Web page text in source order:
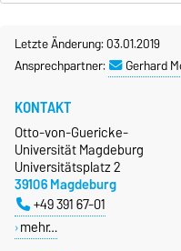
Letzte Änderung: 03.01.2019
Ansprechpartner:
Gerhard
KONTAKT
Otto-von-Guericke-
Universität Magdeburg
Universitätsplatz 2
39106 Magdeburg
+49 391 67-01
mehr…